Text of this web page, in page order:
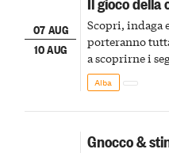
07 AUG
10 AUG
Scopri, indaga
porteranno
a scoprirne i
Alba
Gnocco &